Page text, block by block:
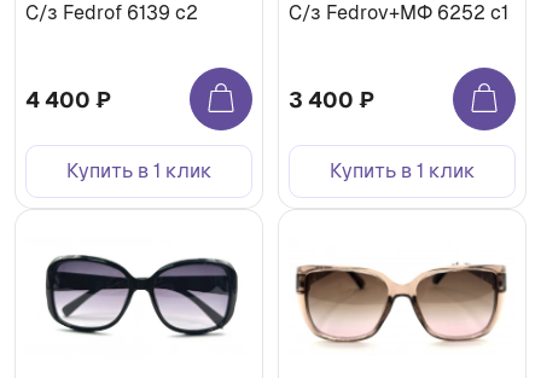
С/з Fedrof 6139 c2
4 400 ₽
Купить в 1 клик
С/з Fedrov+МФ 6252 c1
3 400 ₽
Купить в 1 клик